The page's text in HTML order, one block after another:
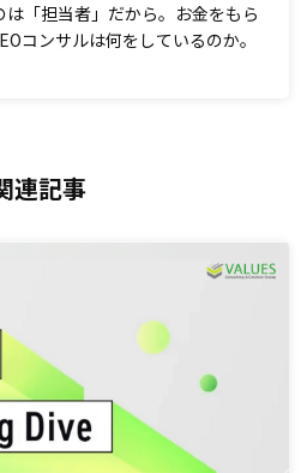
「担当者」だから。お金をもら
コンサルは何をしているのか。
連記事